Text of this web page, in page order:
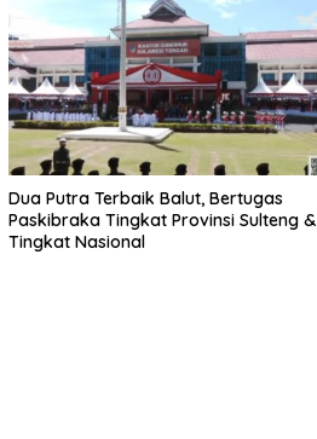
Dua Putra Terbaik Balut, Bertugas
Paskibraka Tingkat Provinsi Sulteng &
Tingkat Nasional